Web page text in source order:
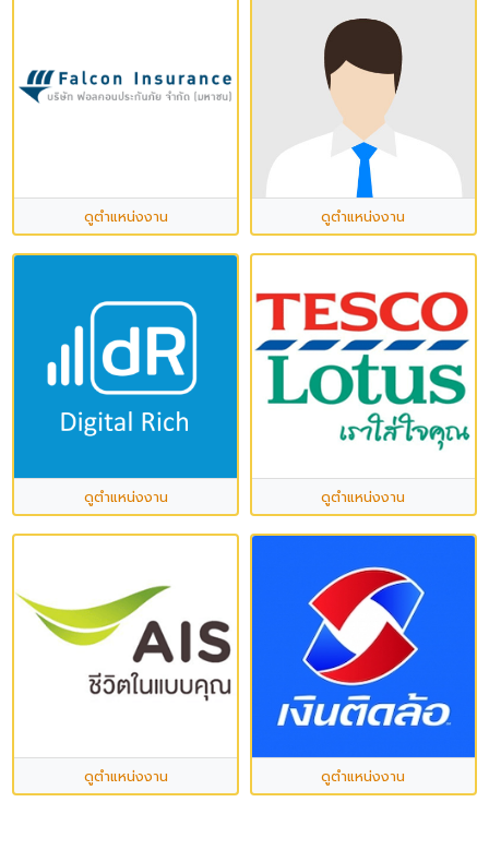
ดูตำแหน่งงาน ดูตำแหน่งงาน
ดูตำแหน่งงาน ดูตำแหน่งงาน
ดูตำแหน่งงาน ดูตำแหน่งงาน